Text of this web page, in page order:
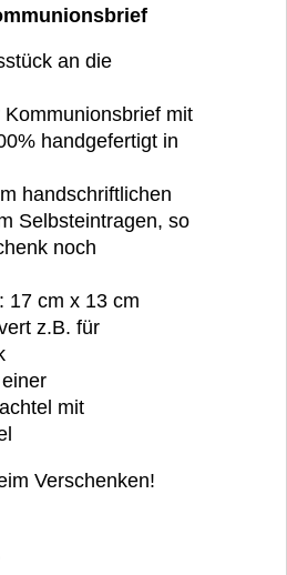
an die
mit
handgefertigt in
handschriftlichen
Selbsteintragen, so
noch
17 cm x 13 cm
z.B. für
mit
Verschenken!